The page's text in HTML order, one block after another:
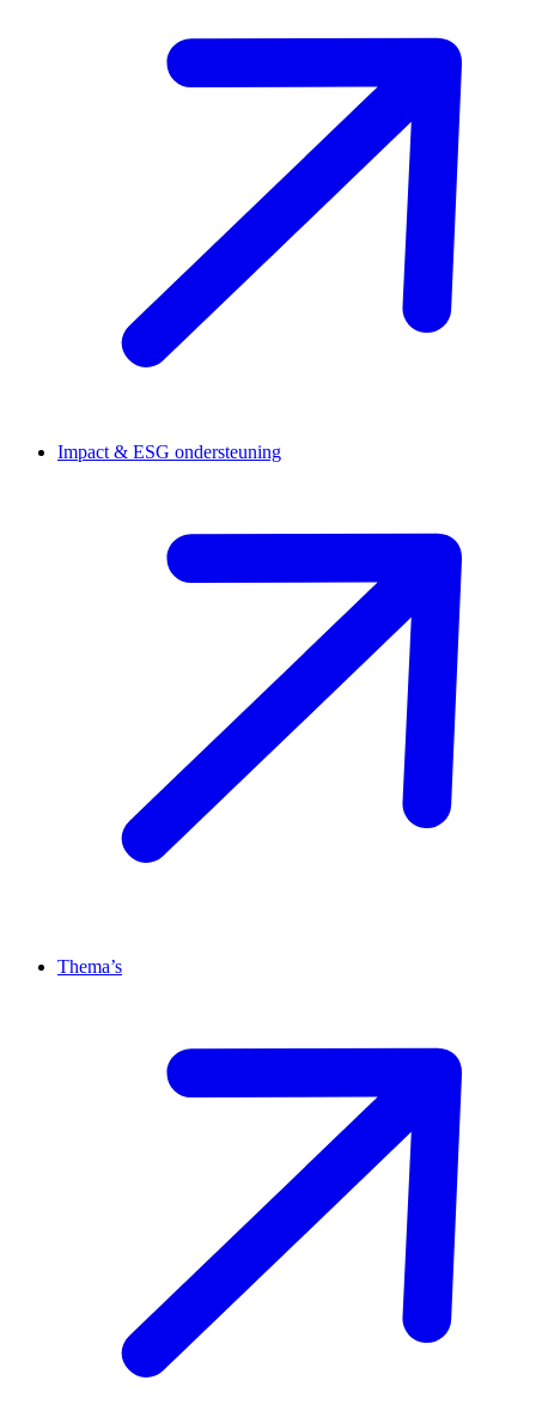
Impact & ESG ondersteuning
Thema’s